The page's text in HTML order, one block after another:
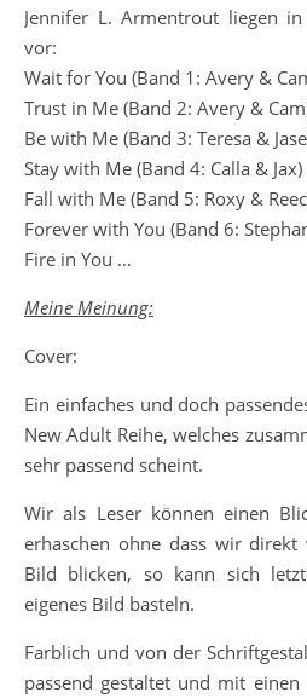
Jennifer L. Armentrout liegen in
vor:
Wait for You (Band 1: Avery &
Trust in Me (Band 2: Avery &
Be with Me (Band 3: Teresa &
Stay with Me (Band 4: Calla & Jax)
Fall with Me (Band 5: Roxy &
Forever with You (Band 6:
Fire in You …
Meine Meinung:
Cover:
Ein einfaches und doch
New Adult Reihe, welches
sehr passend scheint.
Wir als Leser können einen
erhaschen ohne dass wir
Bild blicken, so kann sich
eigenes Bild basteln.
Farblich und von der
passend gestaltet und mit